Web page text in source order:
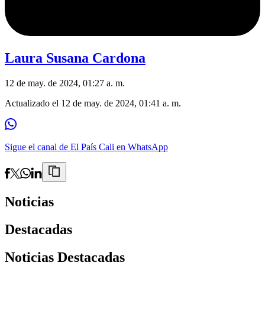
Laura Susana Cardona
12 de may. de 2024, 01:27 a. m.
Actualizado el 12 de may. de 2024, 01:41 a. m.
Sigue el canal de El País Cali en WhatsApp
Noticias
Destacadas
Noticias Destacadas